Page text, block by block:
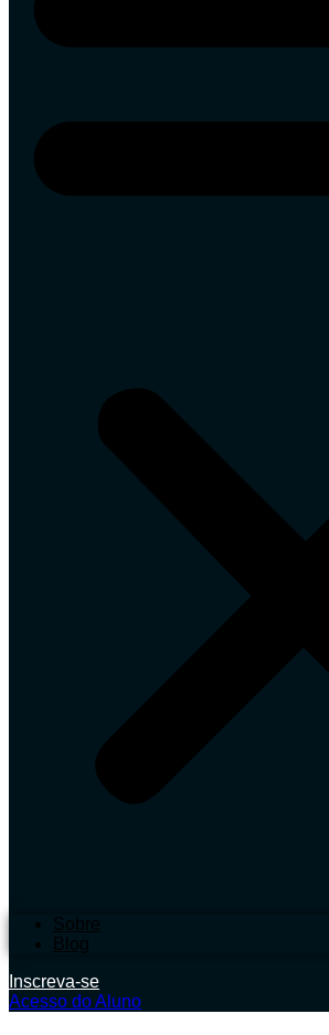
Sobre
Blog
Inscreva-se
Acesso do Aluno